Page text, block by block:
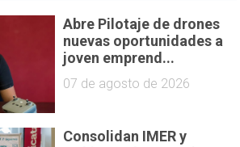
Abre Pilotaje de drones
nuevas oportunidades a
joven emprend...
07 de agosto de 2026
Consolidan IMER y